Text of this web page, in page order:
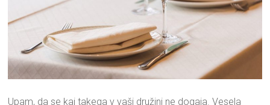
Upam, da se kaj takega v vaši družini ne dogaja. Vesela